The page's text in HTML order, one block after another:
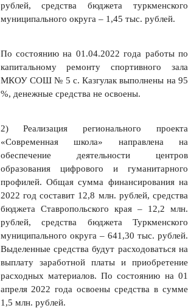
рублей, средства бюджета туркменского
муниципального округа – 1,45 тыс. рублей.
По состоянию на 01.04.2022 года работы по
капитальному ремонту спортивного зала
МКОУ СОШ № 5 с. Казгулак выполнены на 95
%, денежные средства не освоены.
2) Реализация регионального проекта
«Современная школа» направлена на
обеспечение деятельности центров
образования цифрового и гуманитарного
профилей. Общая сумма финансирования на
2022 год составит 12,8 млн. руб­лей, средства
бюджета Ставропольского края – 12,2 млн.
рублей, средства бюджета Туркменского
муниципального округа – 641,30 тыс. рублей.
Выделенные средства будут расходоваться на
выплату заработной платы и приобретение
расходных материалов. По состоянию на 01
апреля 2022 года освоены средства в сумме
1,5 млн. рублей.